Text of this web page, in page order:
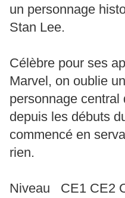
un personnage
Stan Lee.
Célèbre pour ses
Marvel, on oublie
personnage central
depuis les débuts
commencé en
rien.
Niveau CE1 CE2